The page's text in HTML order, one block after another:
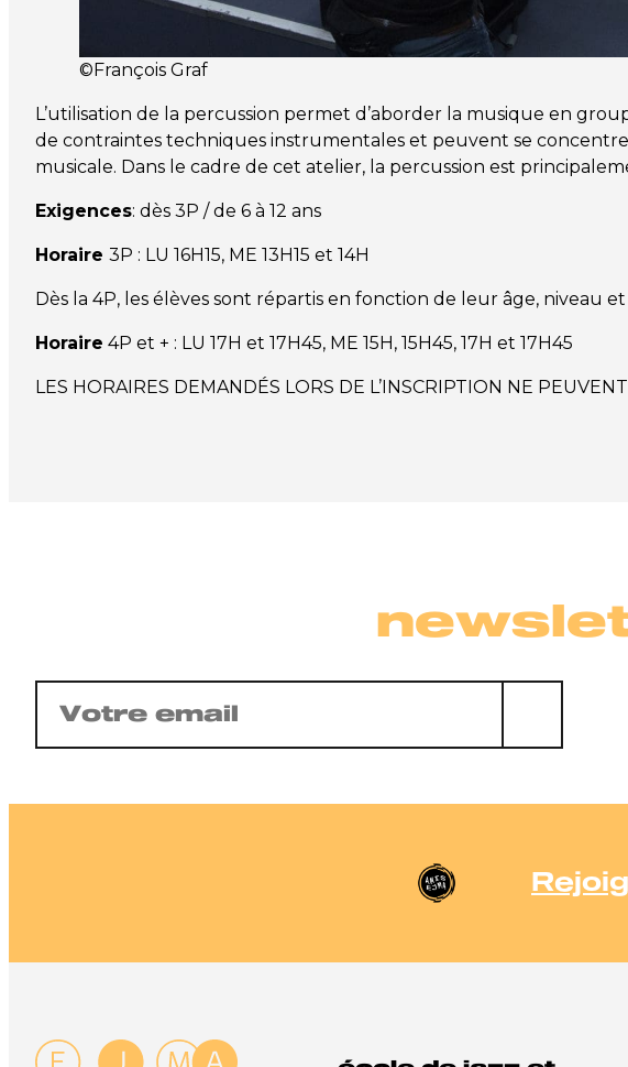
©François Graf
L’utilisation de la percussion permet d’aborder la musique en
de contraintes techniques instrumentales et peuvent se
musicale. Dans le cadre de cet atelier, la percussion est
Exigences: dès 3P / de 6 à 12 ans
Horaire 3P : LU 16H15, ME 13H15 et 14H
Dès la 4P, les élèves sont répartis en fonction de leur âge, niveau
Horaire 4P et + : LU 17H et 17H45, ME 15H, 15H45, 17H et 17H45
LES HORAIRES DEMANDÉS LORS DE L’INSCRIPTION NE
mail
(Nécessaire)